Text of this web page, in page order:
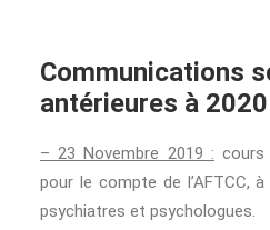
Communications
antérieures à 2020
– 23 Novembre 2019 : cours
pour le compte de l’AFTCC,
psychiatres et psychologues.